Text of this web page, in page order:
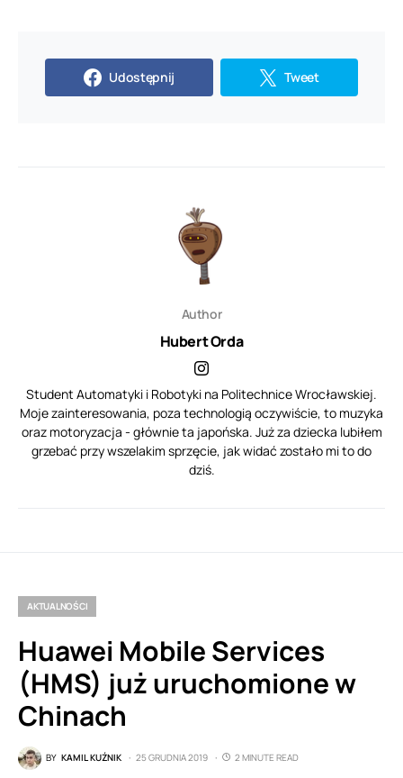
Udostępnij Tweet
Author
Hubert Orda
Student Automatyki i Robotyki na Politechnice Wrocławskiej.
Moje zainteresowania, poza technologią oczywiście, to muzyka
oraz motoryzacja - głównie ta japońska. Już za dziecka lubiłem
grzebać przy wszelakim sprzęcie, jak widać zostało mi to do
dziś.
AKTUALNOŚCI
Huawei Mobile Services
(HMS) już uruchomione w
Chinach
BY KAMIL KUŹNIK 25 GRUDNIA 2019 2 MINUTE READ